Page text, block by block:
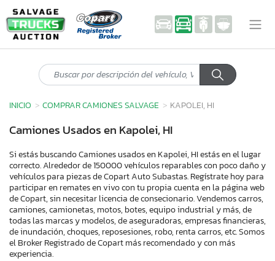
INICIO COMPRAR CAMIONES SALVAGE KAPOLEI, HI
Camiones Usados en Kapolei, HI
Si estás buscando Camiones usados en Kapolei, HI estás en el lugar
correcto. Alrededor de 150000 vehículos reparables con poco daño y
vehículos para piezas de Copart Auto Subastas. Regístrate hoy para
participar en remates en vivo con tu propia cuenta en la página web
de Copart, sin necesitar licencia de consecionario. Vendemos carros,
camiones, camionetas, motos, botes, equipo industrial y más, de
todas las marcas y modelos, de aseguradoras, empresas financieras,
de inundación, choques, reposesiones, robo, renta carros, etc. Somos
el Broker Registrado de Copart más recomendado y con más
experiencia.